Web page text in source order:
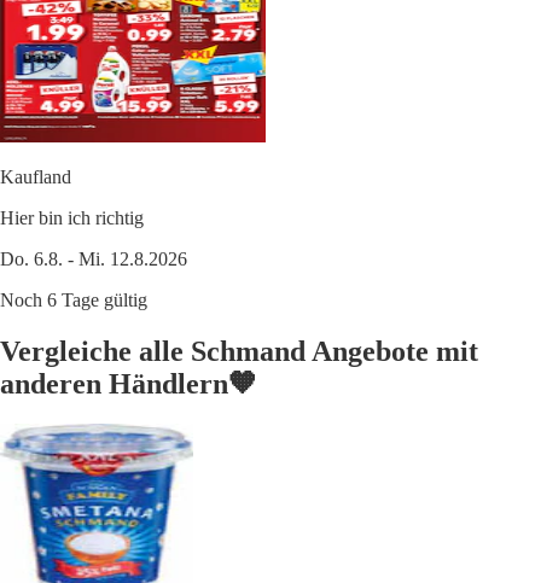
Kaufland
Hier bin ich richtig
Do. 6.8. - Mi. 12.8.2026
Noch 6 Tage gültig
Vergleiche alle Schmand Angebote mit
anderen Händlern🧡